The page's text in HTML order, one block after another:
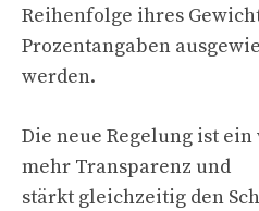
Reihenfolge ihres
Prozentangaben
werden.
Die neue Regelung ist
mehr Transparenz und
stärkt gleichzeitig den